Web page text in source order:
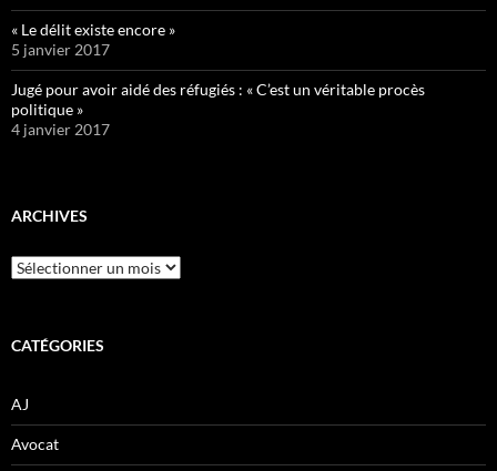
« Le délit existe encore »
5 janvier 2017
Jugé pour avoir aidé des réfugiés : « C’est un véritable procès
politique »
4 janvier 2017
ARCHIVES
Archives
CATÉGORIES
AJ
Avocat